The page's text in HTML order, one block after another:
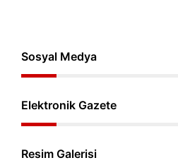
Sosyal Medya
Elektronik Gazete
Resim Galerisi